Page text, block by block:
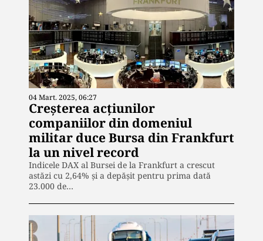
04 Mart. 2025, 06:27
Creşterea acţiunilor
companiilor din domeniul
militar duce Bursa din Frankfurt
la un nivel record
Indicele DAX al Bursei de la Frankfurt a crescut
astăzi cu 2,64% și a depășit pentru prima dată
23.000 de…